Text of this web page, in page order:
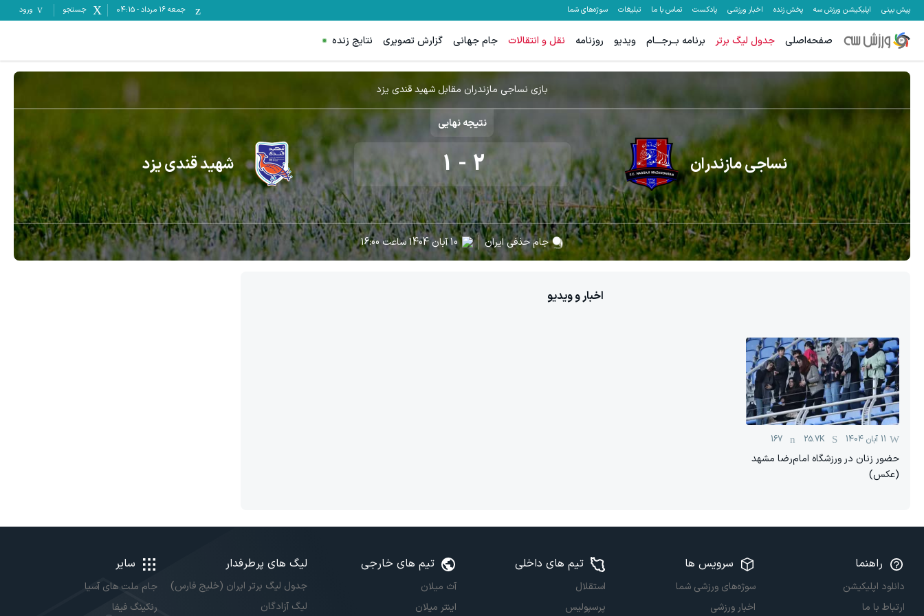
پیش بینی اپلیکیشن ورزش سه پخش زنده اخبار ورزشی پادکست تماس با ما تبلیغات سوژه‌های شما جمعه ۱۶ مرداد -
04:15 جستجو ورود
صفحه‌اصلی جدول لیگ برتر برنامه بــرجـــام ویدیو روزنامه نقل و انتقالات جام جهانی گزارش تصویری نتایج زنده
بازی نساجی مازندران مقابل شهید قندی یزد
نتیجه نهایی
نساجی مازندران 2
-
1 شهید قندی یزد
جام حذفی ایران 10 آبان 1404 ساعت 16:00
اخبار و ویدیو
11 آبان 1404 25.7K
167
حضور زنان در ورزشگاه امام‌رضا مشهد
(عکس)
راهنما
دانلود اپلیکیشن
ارتباط با ما
سرویس ها
سوژه‌های ورزشی شما
اخبار ورزشی
تیم های داخلی
استقلال
پرسپولیس
تیم های خارجی
آث میلان
اینتر میلان
لیگ های پرطرفدار
جدول لیگ برتر ایران (خلیج فارس)
لیگ آزادگان
سایر
جام ملت های آسیا
رنکینگ فیفا